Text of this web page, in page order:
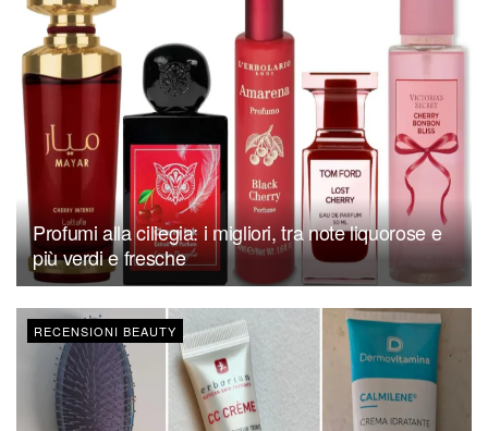
Profumi alla ciliegia: i migliori, tra note liquorose e
più verdi e fresche
RECENSIONI BEAUTY